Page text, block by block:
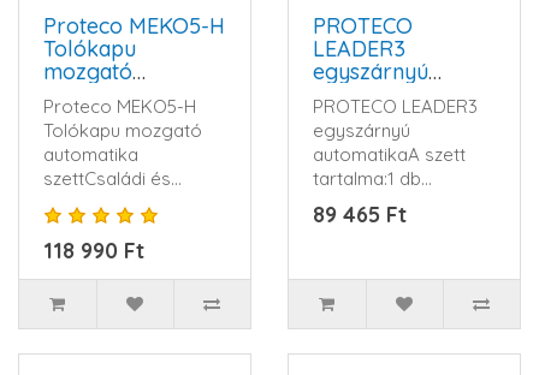
Proteco MEKO5-H
Tolókapu
mozgató
automatika szett
Proteco MEKO5-H
Tolókapu mozgató
automatika
szettCsaládi és
társas házakhoz
egyaránt bevált szett.
E..
118 990 Ft
PROTECO
LEADER3
egyszárnyú
kapumozgató
automatika szett
PROTECO LEADER3
egyszárnyú
automatikaA szett
tartalma:1 db
LEADER3 motor
(jobbos vagy balos)1
89 465 Ft